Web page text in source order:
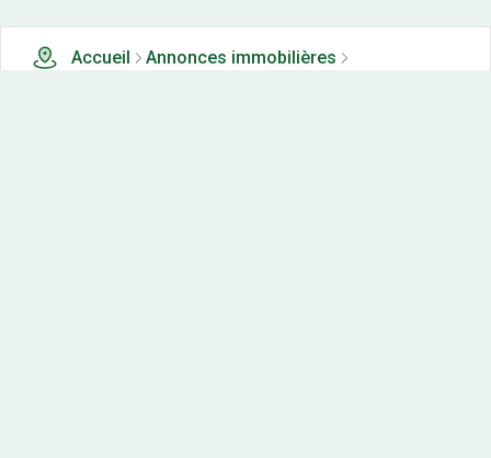
Accueil
Annonces immobilières